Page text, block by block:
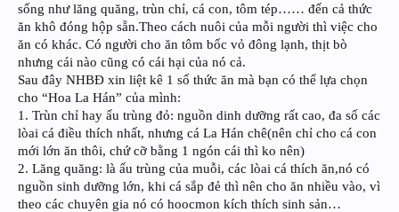
sống như lăng quăng, trùn chỉ, cá con, tôm tép…… đến cả thức
ăn khô đóng hộp sẵn.Theo cách nuôi của mỗi người thì việc cho
ăn có khác. Có người cho ăn tôm bốc vỏ đông lạnh, thịt bò
nhưng cái nào cũng có cái hại của nó cả.
Sau đây NHBĐ xin liệt kê 1 số thức ăn mà bạn có thể lựa chọn
cho “Hoa La Hán” của mình:
1. Trùn chỉ hay ấu trùng đỏ: nguồn dinh dưỡng rất cao, đa số các
lòai cá điều thích nhất, nhưng cá La Hán chê(nên chỉ cho cá con
mới lớn ăn thôi, chứ cỡ bằng 1 ngón cái thì ko nên)
2. Lăng quăng: là ấu trùng của muỗi, các lòai cá thích ăn,nó có
nguồn sinh dưỡng lớn, khi cá sắp đẻ thì nên cho ăn nhiều vào, vì
theo các chuyên gia nó có hoocmon kích thích sinh sản…